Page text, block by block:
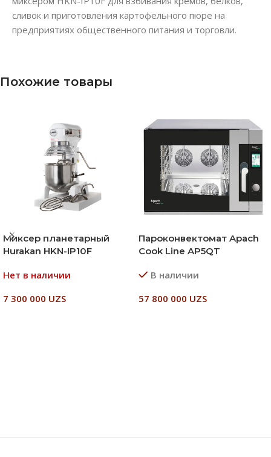
сливок и приготовления картофельного пюре на
предприятиях общественного питания и торговли.
Похожие товары
Миксер планетарный
Hurakan HKN-IP10F
Нет в наличии
7 300 000 UZS
Пароконвектомат Apach
Cook Line AP5QT
В наличии
57 800 000 UZS